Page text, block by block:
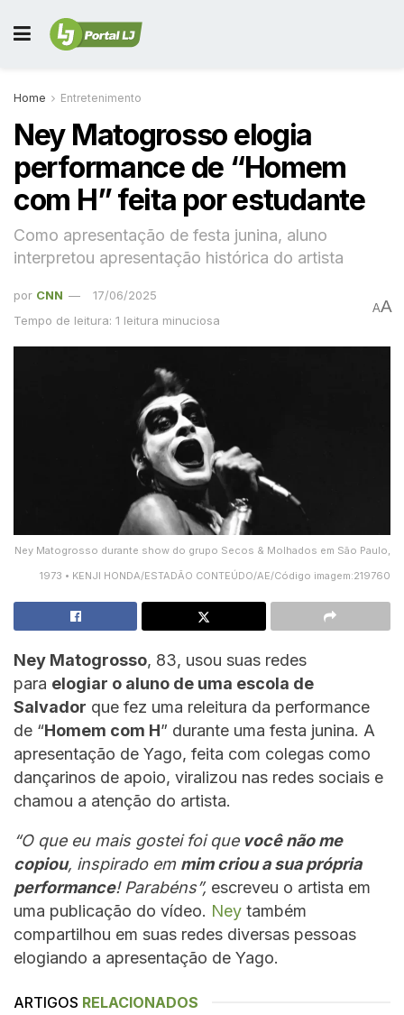
Home Entretenimento
Ney Matogrosso elogia
performance de “Homem
com H” feita por estudante
Como apresentação de festa junina, aluno
interpretou apresentação histórica do artista
por CNN
17/06/2025
Tempo de leitura: 1 leitura minuciosa
AA
Ney Matogrosso durante show do grupo Secos & Molhados em São Paulo,
1973 • KENJI HONDA/ESTADÃO CONTEÚDO/AE/Código imagem:219760
Ney Matogrosso, 83, usou suas redes
para elogiar o aluno de uma escola de
Salvador que fez uma releitura da performance
de “Homem com H” durante uma festa junina. A
apresentação de Yago, feita com colegas como
dançarinos de apoio, viralizou nas redes sociais e
chamou a atenção do artista.
“O que eu mais gostei foi quevocê não me
copiou, inspirado em mim criou a sua própria
performance! Parabéns”, escreveu o artista em
uma publicação do vídeo. Ney também
compartilhou em suas redes diversas pessoas
elogiando a apresentação de Yago.
ARTIGOS RELACIONADOS